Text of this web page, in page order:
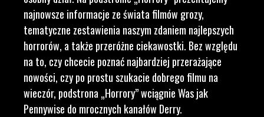
najnowsze informacje ze świata filmów grozy,
tematyczne zestawienia naszym zdaniem najlepszych
horrorów, a także przeróżne ciekawostki. Bez względu
na to, czy chcecie poznać najbardziej przerażające
nowości, czy po prostu szukacie dobrego filmu na
wieczór, podstrona „Horrory” wciągnie Was jak
Pennywise do mrocznych kanałów Derry.